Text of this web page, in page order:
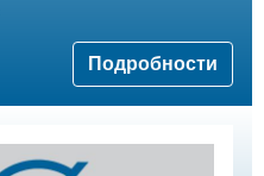
Подробности